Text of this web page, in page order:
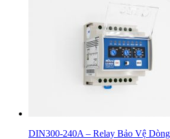
DIN300-240A – Relay Bảo Vệ